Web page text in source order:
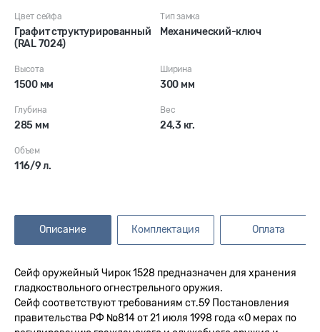
Цвет сейфа
Графит структурированный
(RAL 7024)
Тип замка
Механический-ключ
Высота
1500 мм
Ширина
300 мм
Глубина
285 мм
Вес
24,3 кг.
Объем
116/9 л.
Описание Комплектация Оплата
Сейф оружейный Чирок 1528 предназначен для хранения
гладкоствольного огнестрельного оружия.
Сейф соответствуют требованиям ст.59 Постановления
правительства РФ №814 от 21 июля 1998 года «О мерах по